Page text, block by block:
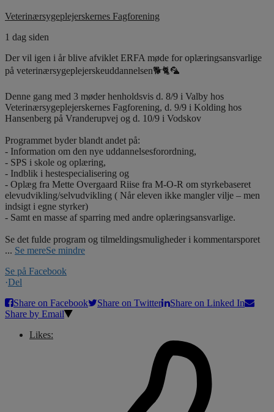
Veterinærsygeplejerskernes Fagforening
1 dag siden
Der vil igen i år blive afviklet ERFA møde for oplæringsansvarlige
på veterinærsygeplejerskeuddannelsen🐕🐈🦜
Denne gang med 3 møder henholdsvis d. 8/9 i Valby hos
Veterinærsygeplejerskernes Fagforening, d. 9/9 i Kolding hos
Hansenberg på Vranderupvej og d. 10/9 i Vodskov
Programmet byder blandt andet på:
- Information om den nye uddannelsesforordning,
- SPS i skole og oplæring,
- Indblik i hestespecialisering og
- Oplæg fra Mette Overgaard Riise fra M-O-R om styrkebaseret
elevudvikling/selvudvikling ( Når eleven ikke mangler vilje – men
indsigt i egne styrker)
- Samt en masse af sparring med andre oplæringsansvarlige.
Se det fulde program og tilmeldingsmuligheder i kommentarsporet
... Se mereSe mindre
Se på Facebook
·Del
Share on Facebook
Share on Twitter
Share on Linked In
Share by Email
Likes: